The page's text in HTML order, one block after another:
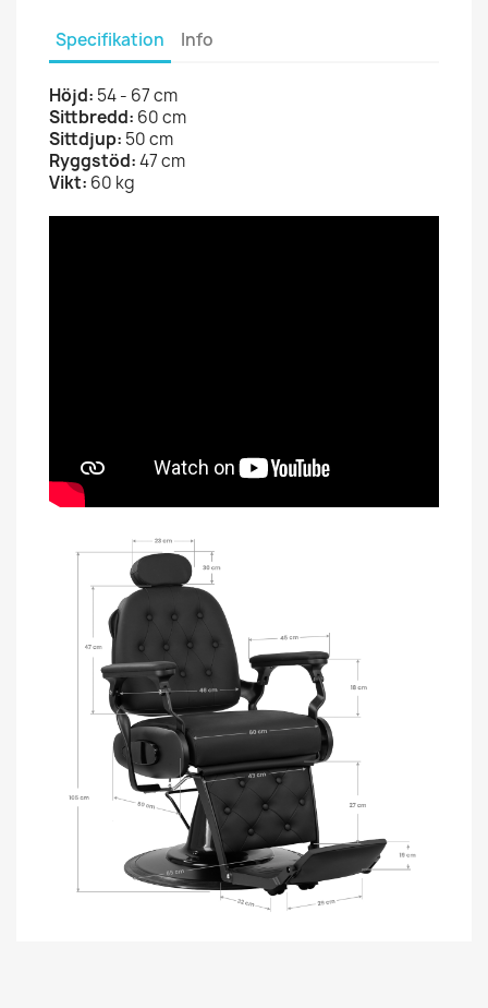
Specifikation Info
Höjd: 54 - 67 cm
Sittbredd: 60 cm
Sittdjup: 50 cm
Ryggstöd:47 cm
Vikt: 60 kg